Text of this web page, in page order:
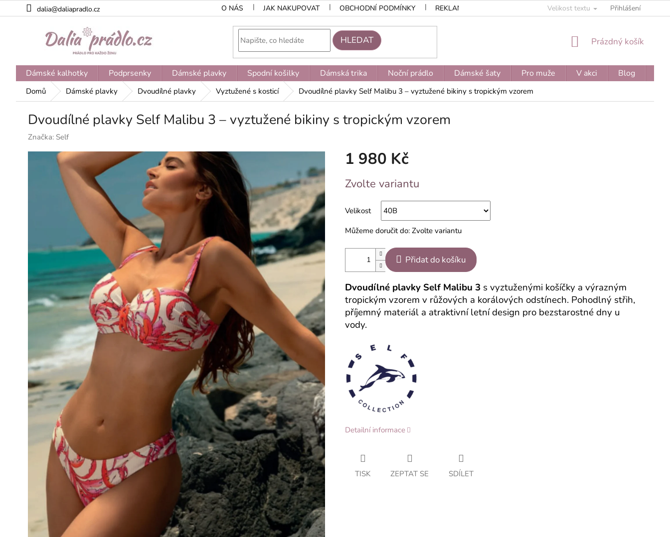
na
dalia@daliapradlo.cz O NÁS JAK NAKUPOVAT OBCHODNÍ PODMÍNKY REKLAMAČNÍ ŘÁD ZPRACOVÁNÍ OSOBNÍCH ÚDAJŮ
Velikost textu Přihlášení
HLEDAT
NÁKUPNÍ
Prázdný košík
Dámské kalhotky Podprsenky Dámské plavky Spodní košilky Dámská trika Noční prádlo Dámské šaty Pro muže V akci Blog
Domů Dámské plavky Dvoudílné plavky Vyztužené s kosticí Dvoudílné plavky Self Malibu 3 – vyztužené bikiny s tropickým vzorem
Dvoudílné plavky Self Malibu 3 – vyztužené bikiny s tropickým vzorem
Značka: Self
1 980 Kč
cena:
Zvolte variantu
Velikost
Můžeme doručit do: Zvolte variantu
Přidat do košíku
Dvoudílné plavky Self Malibu 3 s vyztuženými košíčky a výrazným
tropickým vzorem v růžových a korálových odstínech. Pohodlný střih,
příjemný materiál a atraktivní letní design pro bezstarostné dny u
vody.
Detailní informace
TISK ZEPTAT SE SDÍLET